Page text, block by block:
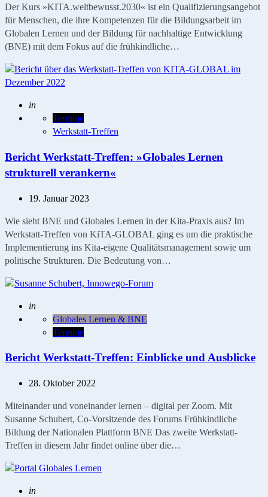
Der Kurs »KITA.weltbewusst.2030« ist ein Qualifizierungsangebot
für Menschen, die ihre Kompetenzen für die Bildungsarbeit im
Globalen Lernen und der Bildung für nachhaltige Entwicklung
(BNE) mit dem Fokus auf die frühkindliche…
Geschrieben
in
Termine
Werkstatt-Treffen
Bericht Werkstatt-Treffen: »Globales Lernen
strukturell verankern«
19. Januar 2023
Wie sieht BNE und Globales Lernen in der Kita-Praxis aus? Im
Werkstatt-Treffen von KiTA-GLOBAL ging es um die praktische
Implementierung ins Kita-eigene Qualitätsmanagement sowie um
politische Strukturen. Die Bedeutung von…
Geschrieben
in
Globales Lernen & BNE
Termine
Bericht Werkstatt-Treffen: Einblicke und Ausblicke
28. Oktober 2022
Miteinander und voneinander lernen – digital per Zoom. Mit
Susanne Schubert, Co-Vorsitzende des Forums Frühkindliche
Bildung der Nationalen Plattform BNE Das zweite Werkstatt-
Treffen in diesem Jahr findet online über die…
Geschrieben
in